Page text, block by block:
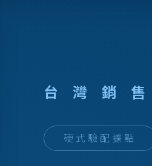
台 灣 銷 售
硬式驗配據點